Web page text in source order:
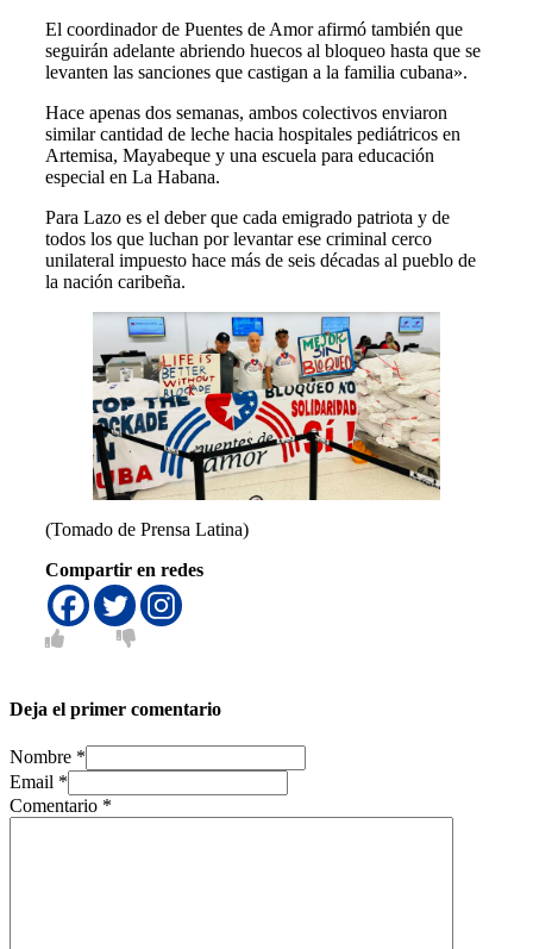
El coordinador de Puentes de Amor afirmó también que
seguirán adelante abriendo huecos al bloqueo hasta que se
levanten las sanciones que castigan a la familia cubana».
Hace apenas dos semanas, ambos colectivos enviaron
similar cantidad de leche hacia hospitales pediátricos en
Artemisa, Mayabeque y una escuela para educación
especial en La Habana.
Para Lazo es el deber que cada emigrado patriota y de
todos los que luchan por levantar ese criminal cerco
unilateral impuesto hace más de seis décadas al pueblo de
la nación caribeña.
(Tomado de Prensa Latina)
Compartir en redes
Deja el primer comentario
Nombre *
Email *
Comentario *